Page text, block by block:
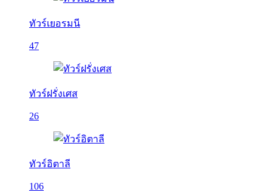
ทัวร์เยอรมนี
47
ทัวร์ฝรั่งเศส
26
ทัวร์อิตาลี
106